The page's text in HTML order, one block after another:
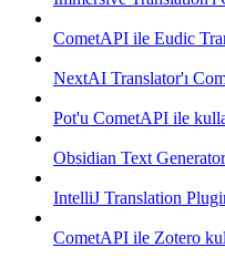
CometAPI ile Eudic
NextAI Translator'ı
Pot'u CometAPI ile
Obsidian Text
IntelliJ Translation
CometAPI ile Zotero